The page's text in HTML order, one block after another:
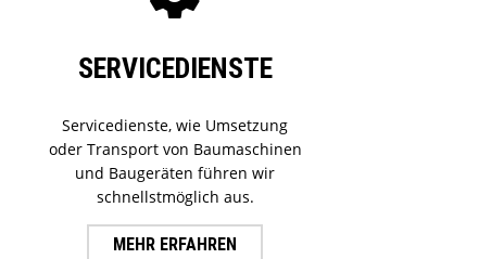
SERVICEDIENSTE
Servicedienste, wie Umsetzung
oder Transport von Baumaschinen
und Baugeräten führen wir
schnellstmöglich aus.
MEHR ERFAHREN